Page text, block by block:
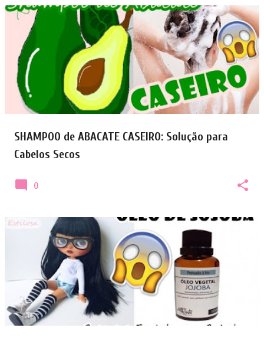
SHAMPOO de ABACATE CASEIRO: Solução para
Cabelos Secos
0